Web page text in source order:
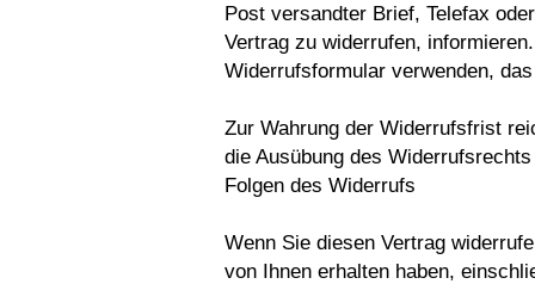
Post versandter Brief, Telefax
Vertrag zu widerrufen,
Widerrufsformular verwenden,
Zur Wahrung der Widerrufsfrist
die Ausübung des
Folgen des Widerrufs
Wenn Sie diesen Vertrag
von Ihnen erhalten haben,